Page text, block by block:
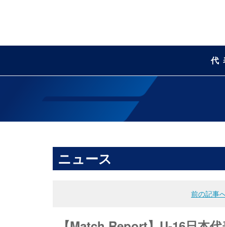
代
ニュース
前の記事